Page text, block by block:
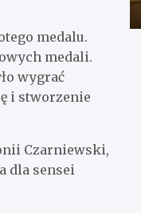
medalu.
medali.
wygrać
i stworzenie
Czarniewski,
dla sensei